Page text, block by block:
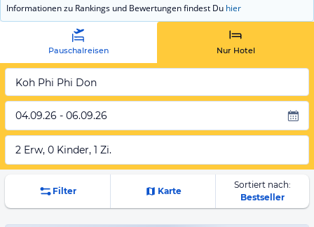
Informationen zu Rankings und Bewertungen findest Du hier
Pauschalreisen Nur Hotel
Koh Phi Phi Don
04.09.26 - 06.09.26
2 Erw, 0 Kinder, 1 Zi.
Filter Karte
Sortiert nach:
Bestseller